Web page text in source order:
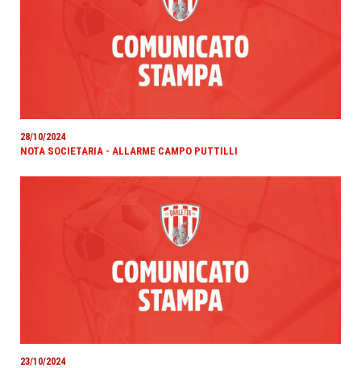
28/10/2024
NOTA SOCIETARIA - ALLARME CAMPO PUTTILLI
23/10/2024